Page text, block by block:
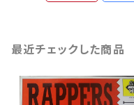
最近チェックした商品